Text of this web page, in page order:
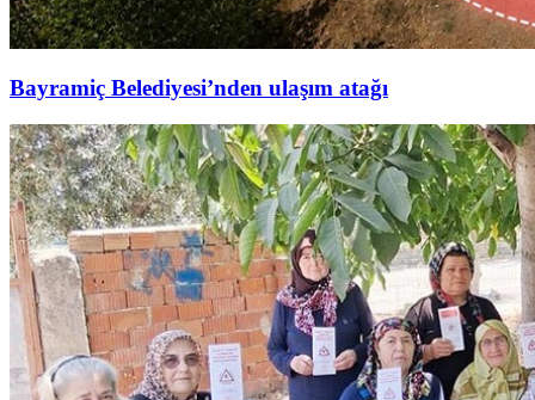
Bayramiç Belediyesi’nden ulaşım atağı